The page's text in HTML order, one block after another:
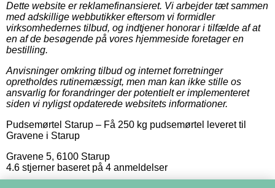
Dette website er reklamefinansieret. Vi arbejder tæt sammen
med adskillige webbutikker eftersom vi formidler
virksomhedernes tilbud, og indtjener honorar i tilfælde af at
en af de besøgende på vores hjemmeside foretager en
bestilling.
Anvisninger omkring tilbud og internet forretninger
opretholdes rutinemæssigt, men man kan ikke stille os
ansvarlig for forandringer der potentielt er implementeret
siden vi nyligst opdaterede websitets informationer.
Pudsemørtel Starup – Få 250 kg pudsemørtel leveret til
Gravene i Starup
Gravene 5, 6100 Starup
4.6 stjerner baseret på 4 anmeldelser